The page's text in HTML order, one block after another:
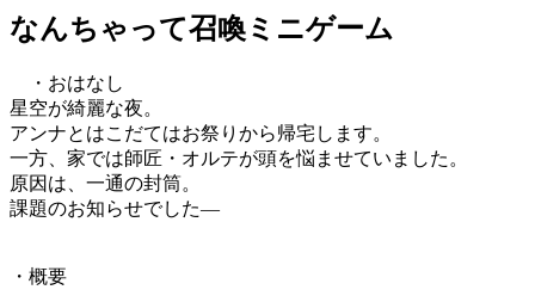
なんちゃって召喚ミニゲーム
・おはなし
星空が綺麗な夜。
アンナとはこだてはお祭りから帰宅します。
一方、家では師匠・オルテが頭を悩ませていました。
原因は、一通の封筒。
課題のお知らせでした―
・概要